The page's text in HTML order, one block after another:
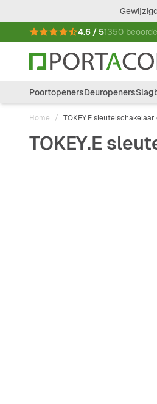
4.6 / 51350
PoortopenersDeuropeners
Home / TOKEY.E
TOKEY.E